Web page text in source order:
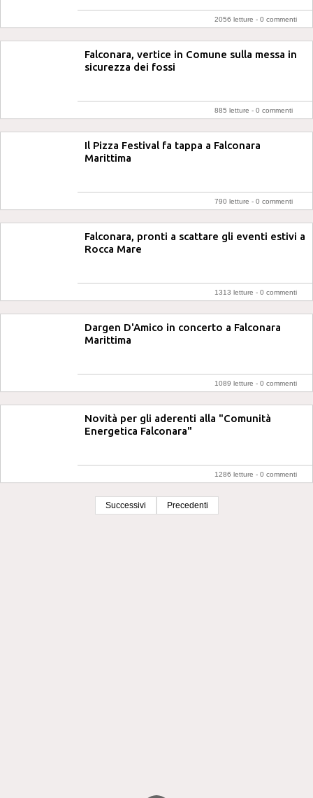
2056 letture - 0 commenti
Falconara, vertice in Comune sulla messa in
sicurezza dei fossi
885 letture - 0 commenti
Il Pizza Festival fa tappa a Falconara
Marittima
790 letture - 0 commenti
Falconara, pronti a scattare gli eventi estivi a
Rocca Mare
1313 letture - 0 commenti
Dargen D'Amico in concerto a Falconara
Marittima
1089 letture - 0 commenti
Novità per gli aderenti alla "Comunità
Energetica Falconara"
1286 letture - 0 commenti
Successivi Precedenti